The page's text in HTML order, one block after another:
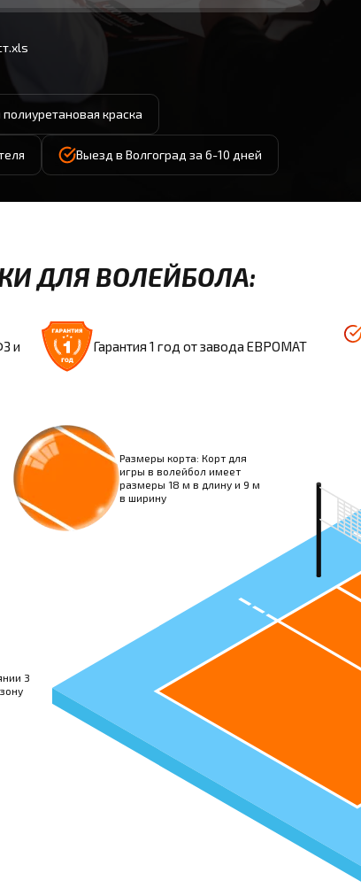
краска
Выезд в Волгоград за 6-10 дней
ДЛЯ ВОЛЕЙБОЛА:
и
Гарантия 1 год от завода ЕВРОМАТ
Размеры корта: Корт для
игры в волейбол имеет
размеры 18 м в длину и 9 м
в ширину
3